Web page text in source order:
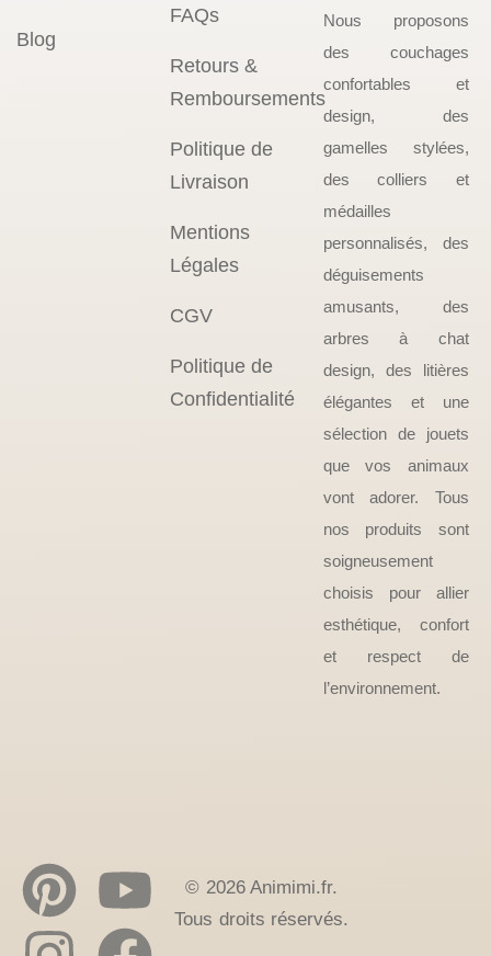
Blog
FAQs
Retours &
Remboursements
Politique de
Livraison
Mentions
Légales
CGV
Politique de
Confidentialité
Nous proposons
des couchages
confortables et
design, des
gamelles stylées,
des colliers et
médailles
personnalisés, des
déguisements
amusants, des
arbres à chat
design, des litières
élégantes et une
sélection de jouets
que vos animaux
vont adorer. Tous
nos produits sont
soigneusement
choisis pour allier
esthétique, confort
et respect de
l’environnement.
© 2026 Animimi.fr.
Tous droits réservés.